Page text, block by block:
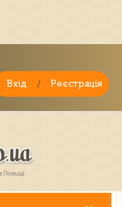
Вхід / Реєстрація